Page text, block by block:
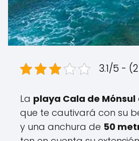
3.1/5 -
La playa Cala de Mónsul
que te cautivará con su
y una anchura de 50